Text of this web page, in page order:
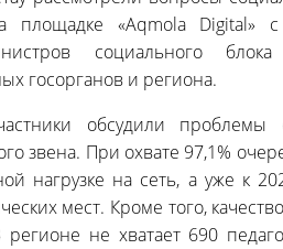
«Aqmola Digital» с
социального
госорганов и региона.
обсудили проблемы
звена. При охвате 97,1%
нагрузке на сеть, а уже к
мест. Кроме того,
не хватает 690